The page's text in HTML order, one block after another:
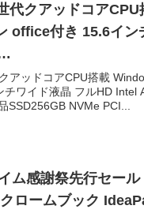
代クアッドコア
office付き 15.6イン
アッドコアCPU搭載
ワイド液晶 フルHD Intel
SSD256GB NVMe PCI...
感謝祭先行セール Lenovo
ロームブック